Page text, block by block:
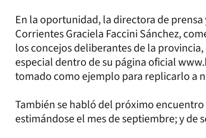
En la oportunidad, la directora de
Corrientes Graciela Faccini Sánchez,
los concejos deliberantes de la
especial dentro de su página oficial
tomado como ejemplo para replicarlo a
También se habló del próximo
estimándose el mes de septiembre; y